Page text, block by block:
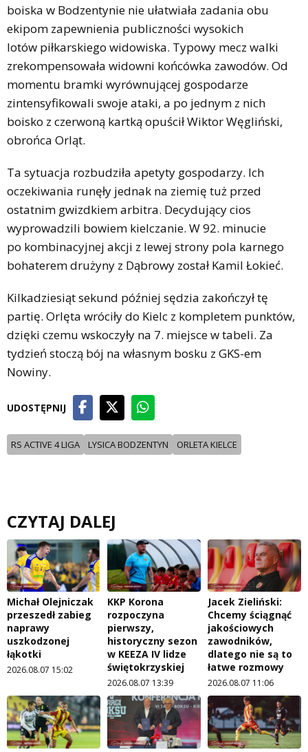
boiska w Bodzentynie nie ułatwiała zadania obu
ekipom zapewnienia publiczności wysokich
lotów piłkarskiego widowiska. Typowy mecz walki
zrekompensowała widowni końcówka zawodów. Od
momentu bramki wyrównującej gospodarze
zintensyfikowali swoje ataki, a po jednym z nich
boisko z czerwoną kartką opuścił Wiktor Węgliński,
obrońca Orląt.
Ta sytuacja rozbudziła apetyty gospodarzy. Ich
oczekiwania runęły jednak na ziemię tuż przed
ostatnim gwizdkiem arbitra. Decydujący cios
wyprowadzili bowiem kielczanie. W 92. minucie
po kombinacyjnej akcji z lewej strony pola karnego
bohaterem drużyny z Dąbrowy został Kamil Łokieć.
Kilkadziesiąt sekund później sędzia zakończył tę
partię. Orlęta wróciły do Kielc z kompletem punktów,
dzięki czemu wskoczyły na 7. miejsce w tabeli. Za
tydzień stoczą bój na własnym bosku z GKS-em
Nowiny.
UDOSTĘPNIJ
RS ACTIVE 4 LIGA LYSICA BODZENTYN ORLETA KIELCE
CZYTAJ DALEJ
Michał Olejniczak
przeszedł zabieg
naprawy
uszkodzonej
łąkotki
2026.08.07 15:02
KKP Korona
rozpoczyna
pierwszy,
historyczny sezon
w KEEZA IV lidze
świętokrzyskiej
2026.08.07 13:39
Jacek Zieliński:
Chcemy ściągnąć
jakościowych
zawodników,
dlatego nie są to
łatwe rozmowy
2026.08.07 11:06